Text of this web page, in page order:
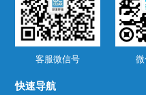
客服微信号
快速导航